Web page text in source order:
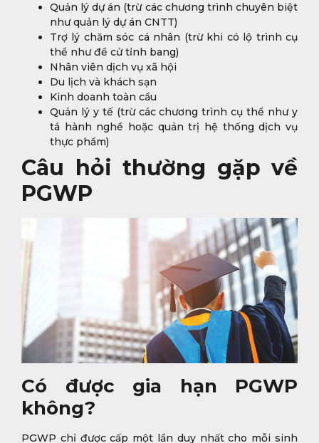
Quản lý dự án (trừ các chương trình chuyên biệt
như quản lý dự án CNTT)
Trợ lý chăm sóc cá nhân (trừ khi có lộ trình cụ
thể như đề cử tỉnh bang)
Nhân viên dịch vụ xã hội
Du lịch và khách sạn
Kinh doanh toàn cầu
Quản lý y tế (trừ các chương trình cụ thể như y
tá hành nghề hoặc quản trị hệ thống dịch vụ
thực phẩm)
Câu hỏi thường gặp về
PGWP
Có được gia hạn PGWP
không?
PGWP chỉ được cấp một lần duy nhất cho mỗi sinh